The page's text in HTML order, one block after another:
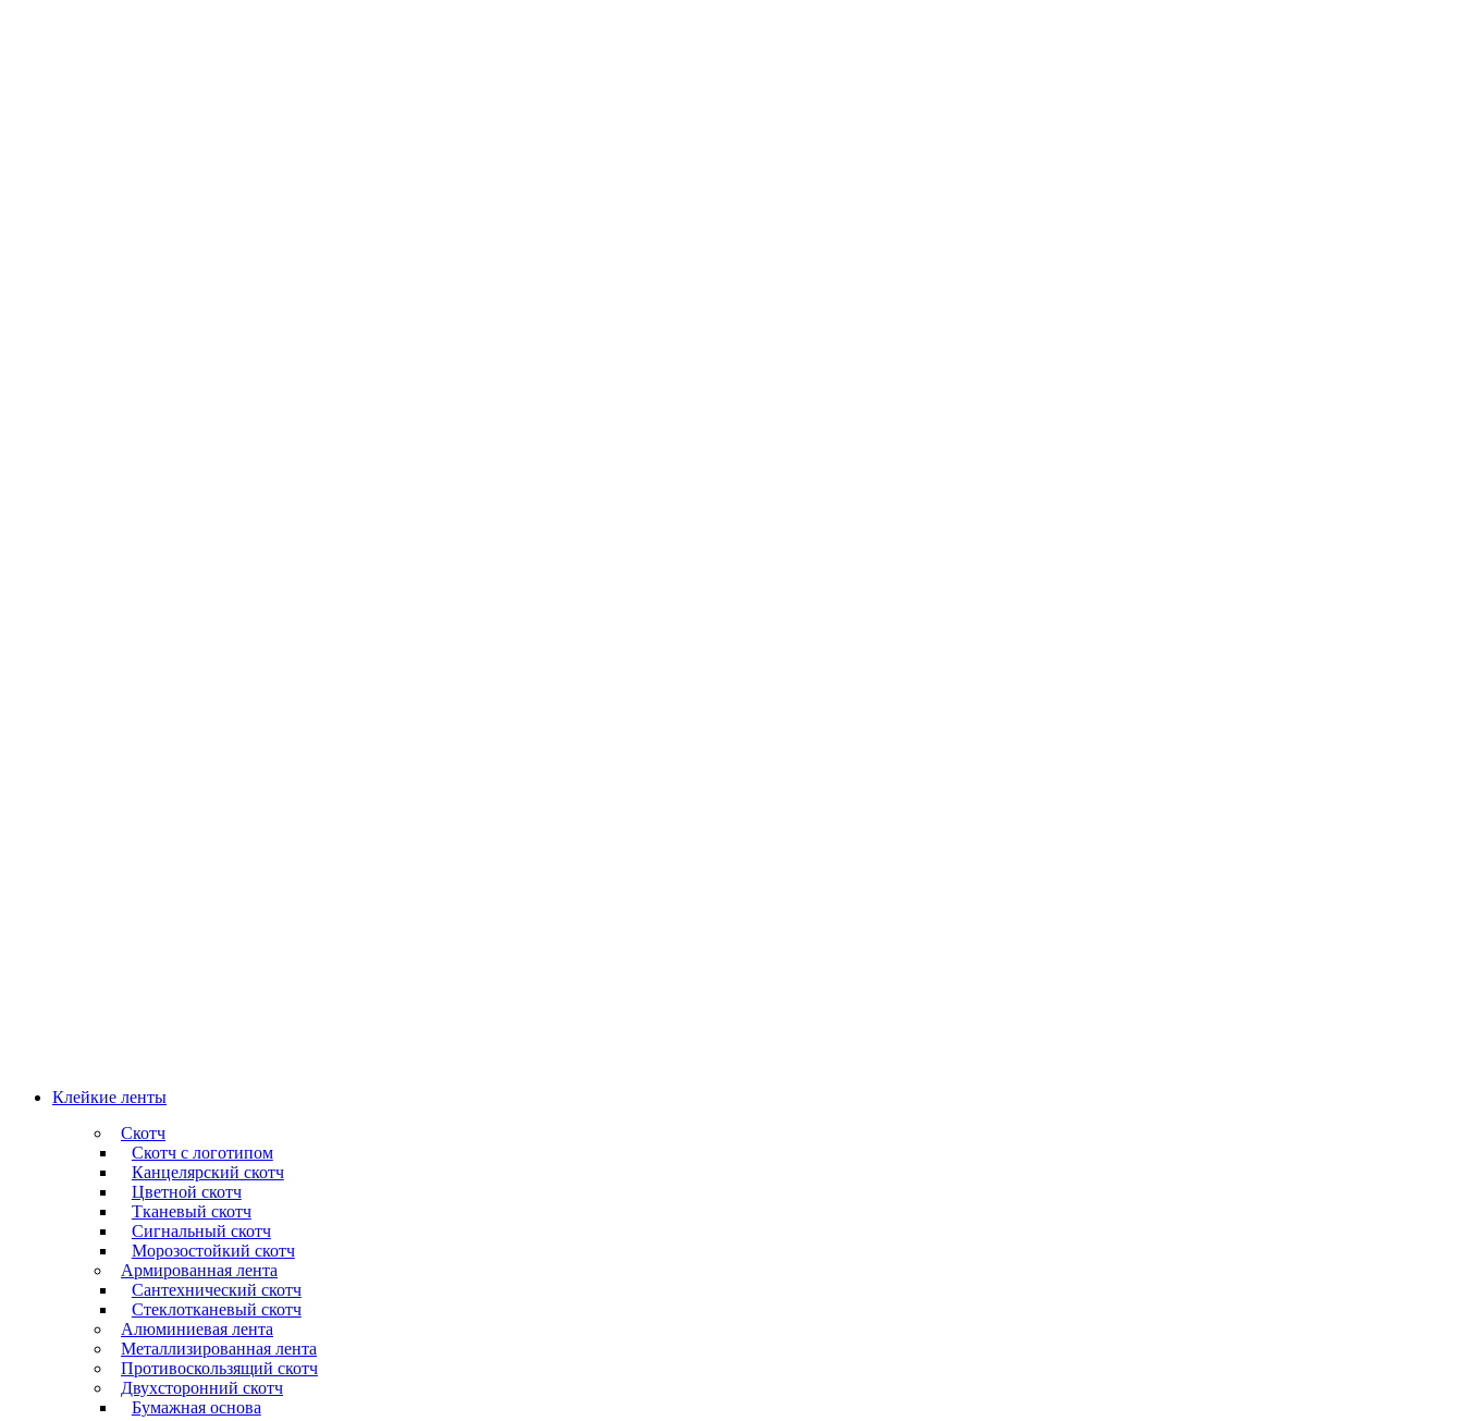
Клейкие ленты
Скотч
Скотч с логотипом
Канцелярский скотч
Цветной скотч
Тканевый скотч
Сигнальный скотч
Морозостойкий скотч
Армированная лента
Сантехнический скотч
Стеклотканевый скотч
Алюминиевая лента
Металлизированная лента
Противоскользящий скотч
Двухсторонний скотч
Бумажная основа